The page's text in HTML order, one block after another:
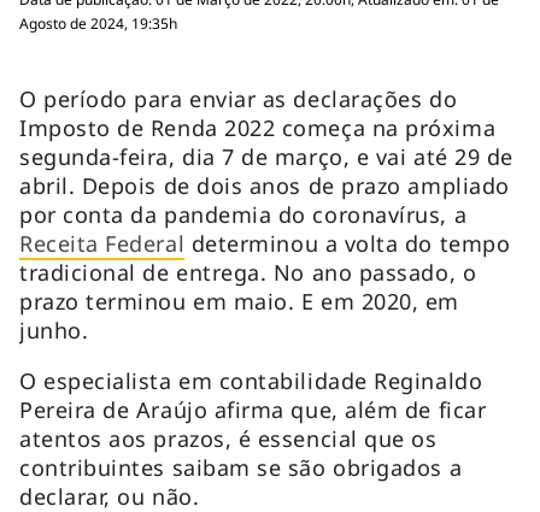
Agosto de 2024, 19:35h
O período para enviar as declarações do
Imposto de Renda 2022 começa na próxima
segunda-feira, dia 7 de março, e vai até 29 de
abril. Depois de dois anos de prazo ampliado
por conta da pandemia do coronavírus, a
Receita Federal determinou a volta do tempo
tradicional de entrega. No ano passado, o
prazo terminou em maio. E em 2020, em
junho.
O especialista em contabilidade Reginaldo
Pereira de Araújo afirma que, além de ficar
atentos aos prazos, é essencial que os
contribuintes saibam se são obrigados a
declarar, ou não.